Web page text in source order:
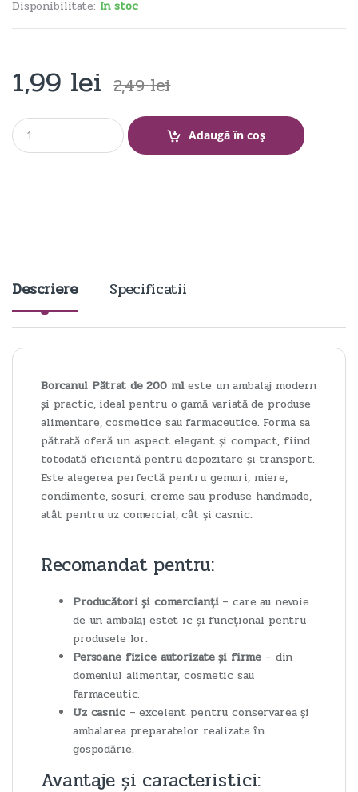
Disponibilitate: In stoc
1,99 lei 2,49lei
Q
u
a
Adaugă în coș
Descriere Specificatii
Borcanul Pătrat de 200 mleste un ambalaj modern
și practic, ideal pentru o gamă variată de produse
alimentare, cosmetice sau farmaceutice. Forma sa
pătrată oferă un aspect elegant și compact, fiind
totodată eficientă pentru depozitare și transport.
Este alegerea perfectă pentru gemuri, miere,
condimente, sosuri, creme sau produse handmade,
atât pentru uz comercial, cât și casnic.
Recomandat pentru:
Producători și comercianți– care au nevoie
de un ambalaj estet ic și funcțional pentru
produsele lor.
Persoane fizice autorizate și firme – din
domeniul alimentar, cosmetic sau
farmaceutic.
Uz casnic– excelent pentru conservarea și
ambalarea preparatelor realizate în
gospodărie.
Avantaje și caracteristici: